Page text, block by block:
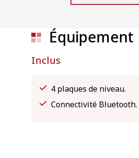
Équipement
Inclus
4 plaques de niveau.
Connectivité Bluetooth.